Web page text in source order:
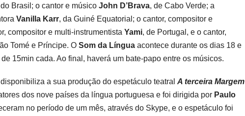
do Brasil; o cantor e músico John D’Brava, de Cabo Verde; a
Vanilla Karr, da Guiné Equatorial; o cantor, compositor e
compositor e multi-instrumentista Yami, de Portugal, e o cantor,
Tomé e Príncipe. O Som da Língua acontece durante os dias 18 e
15min cada. Ao final, haverá um bate-papo entre os músicos.
disponibiliza a sua produção do espetáculo teatral A terceira Margem
dos nove países da língua portuguesa e foi dirigida por Paulo
no período de um mês, através do Skype, e o espetáculo foi